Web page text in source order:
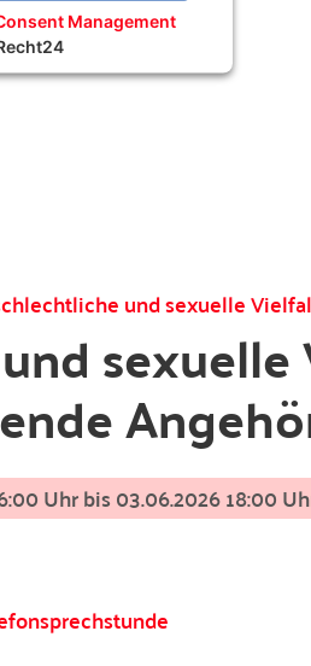
Management
sexuelle
Uhr bis03.06.2026 18:00